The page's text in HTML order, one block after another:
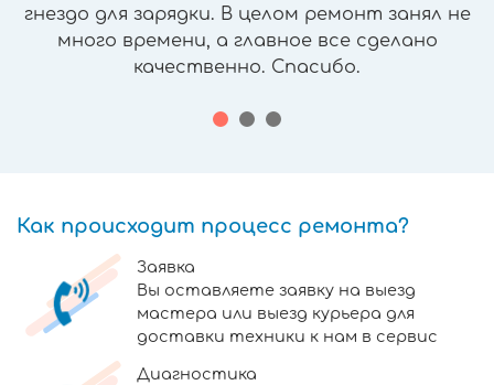
гнездо для зарядки. В целом ремонт занял не
много времени, а главное все сделано
качественно. Спасибо.
Как происходит процесс ремонта?
Заявка
Вы оставляете заявку на выезд
мастера или выезд курьера для
доставки техники к нам в сервис
Диагностика